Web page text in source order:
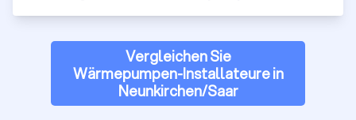
Vergleichen Sie
Wärmepumpen-Installateure in
Neunkirchen/Saar